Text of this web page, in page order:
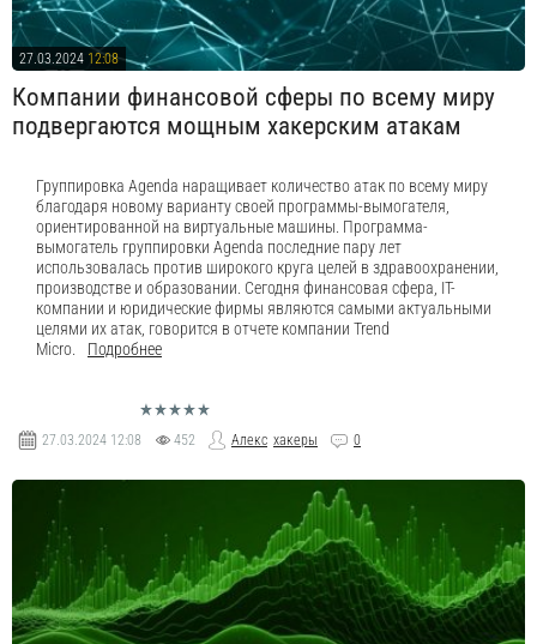
27.03.2024 12:08
Компании финансовой сферы по всему миру
подвергаются мощным хакерским атакам
Группировка Agenda наращивает количество атак по всему миру
благодаря новому варианту своей программы-вымогателя,
ориентированной на виртуальные машины. Программа-
вымогатель группировки Agenda последние пару лет
использовалась против широкого круга целей в здравоохранении,
производстве и образовании. Сегодня финансовая сфера, IT-
компании и юридические фирмы являются самыми актуальными
целями их атак, говорится в отчете компании Trend
Micro.
Подробнее
27.03.2024 12:08 452 Алекс хакеры 0